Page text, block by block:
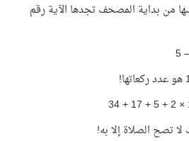
من بداية المصحف تجدها الآية رقم